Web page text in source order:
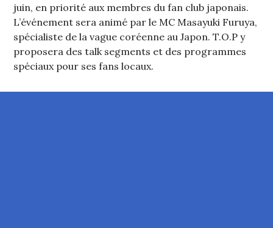
juin, en priorité aux membres du fan club japonais.
L’événement sera animé par le MC Masayuki Furuya,
spécialiste de la vague coréenne au Japon. T.O.P y
proposera des talk segments et des programmes
spéciaux pour ses fans locaux.